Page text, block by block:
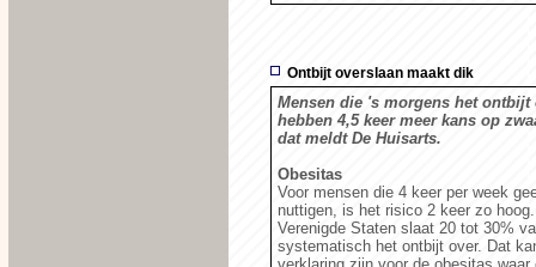
Ontbijt overslaan maakt dik
Mensen die 's morgens het ontbijt
hebben 4,5 keer meer kans op
dat meldt De Huisarts.
Obesitas
Voor mensen die 4 keer per week
nuttigen, is het risico 2 keer zo
Verenigde Staten slaat 20 tot 30%
systematisch het ontbijt over. Dat